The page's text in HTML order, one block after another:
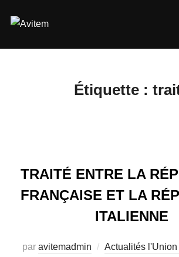
Étiquette :
TRAITÉ ENTRE LA
FRANÇAISE ET LA
ITALIENNE
par avitemadmin Actualités